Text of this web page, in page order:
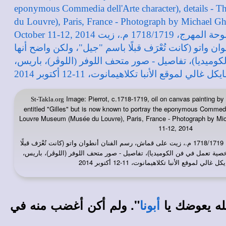
St-Takla.org Image: Pierrot, c.1718-1719, oil on canvas painting
entitled "Gilles" but is now known to portray the eponymous
Louvre Museum (Musée du Louvre), Paris, France - Photograph by
11-12, 2014
: لوحة المهرج، 1718/1719 م.، زيت على قماش، رسم الفنان أنطوان واتو (كانت تُعْرَف قبلًا
تعمل في فن الكوميديا)، تفاصيل - صور متحف اللوفر (اللوڤر)، باريس،
لموقع الأنبا تكلاهيمانوت، 11-12 أكتوبر 2014
يعوضك يا أبونا". ولم أكن أغضب منه في